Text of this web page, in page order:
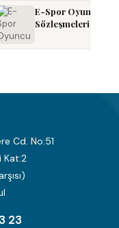
E-Spor Oyuncu
Sözleşmeleri
Cd. No:51
Kat:2
23